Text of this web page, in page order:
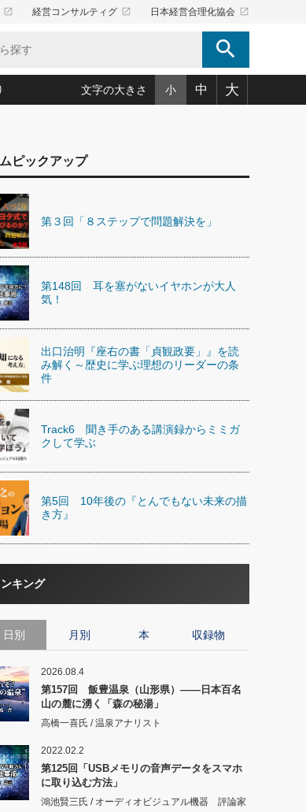
launch 経営コンサルティグ launch 日本経営合理化協会 launch
search
狩り」
もっとみる
営入
気配りの達人(127)
手(203)
の手紙・メール術(100)
成の好機(38)
磨き方」(86)
想に学ぶ経営学(132)
」(32)
──社長のための「か・ら・だマネジメント」
味方に！新・仕事術(180)
え方(32)
礎レッスン(12)
べき今月の4冊(88)
書術(162)
ジネスに学ぶ心理学(98)
れぞ！"本物の温泉"』(157)
者通信」著者インタビュー(44)
ス見聞録 経営ニュース(100)
司の経営無形庵(けいえいむぎょうあん)(166)
ナー情報局(1)
の着眼点 牟田太陽(76)
聞いて学ぼう 実学・耳学・磨く「ミミガク」のすすめ
文字の大きさ 小 中 大
ピックアップ
第３回「８ステップで問題解決を」
第148回 耳を塞がないイヤホンが大人
気！
出口治明『座右の書「貞観政要」』を読
み解く～歴史に学ぶ理想のリーダーの条
件
Track6 聞き手のある講演録からミミガ
クして学ぶ
第5回 10年後の『とんでもない未来の描
き方』
キング
日別 月別 本 収録物
2026.08.4
第157回 飯豊温泉（山形県）――日本百名
山の麓に湧く「森の秘湯」
高橋一喜氏 / 温泉アナリスト
2022.02.2
第125回「USBメモリの音声データをスマホ
に取り込む方法」
鴻池賢三氏 / オーディオビジュアル機器 評論家